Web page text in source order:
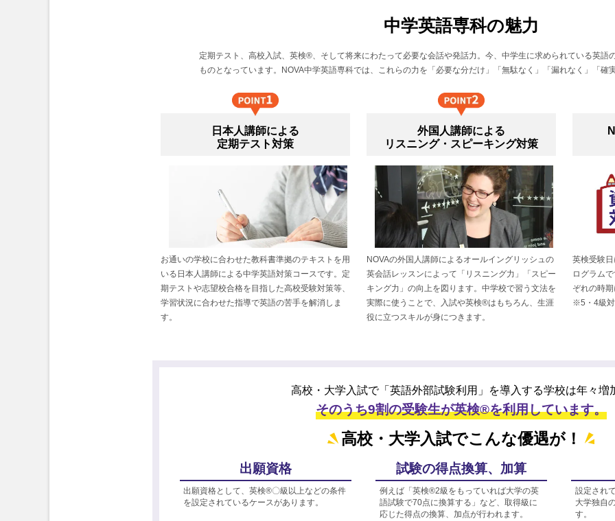
中学英語専科の魅力
定期テスト、高校入試、英検®、そして将来にわたって必要な会話や発話力。今、中学生に求められている英語
ものとなっています。NOVA中学英語専科では、これらの力を「必要な分だけ」「無駄なく」「漏れなく」「確
日本人講師による
定期テスト対策
お通いの学校に合わせた教科書準拠のテキストを用
いる日本人講師による中学英語対策コースです。定
期テストや志望校合格を目指した高校受験対策等、
学習状況に合わせた指導で英語の苦手を解消しま
す。
外国人講師による
リスニング・スピーキング対策
NOVAの外国人講師によるオールイングリッシュの
英会話レッスンによって「リスニング力」「スピー
キング力」の向上を図ります。中学校で習う文法を
実際に使うことで、入試や英検®はもちろん、生涯
役に立つスキルが身につきます。
英検受験
ログラム
ぞれの時
※5・4級
高校・大学入試で「英語外部試験利用」を導入する学校は年々増
そのうち9割の受験生が英検®を利用しています。
高校・大学入試でこんな優遇が！
出願資格
出願資格として、英検®〇級以上などの条件
を設定されているケースがあります。
試験の得点換算、加算
例えば「英検®2級をもっていれば大学の英
語試験で70点に換算する」など、取得級に
応じた得点の換算、加点が行われます。
設定され
大学独自
す。